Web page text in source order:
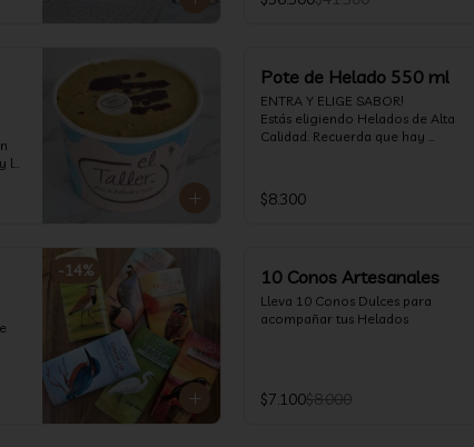
le
Pote de Helado 550 ml
ENTRA Y ELIGE SABOR!
Estás eligiendo Helados de Alta
Calidad. Recuerda que hay
azúcar (550 ml)
$8.300
-14% 10 Conos Artesanales
Lleva 10 Conos Dulces para
acompañar tus Helados
$7.100$8.000